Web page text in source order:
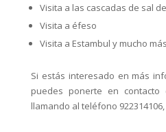
Visita a las cascadas de sal
Visita a éfeso
Visita a Estambul y mucho
Si estás interesado en más
puedes ponerte en contacto
llamando al teléfono